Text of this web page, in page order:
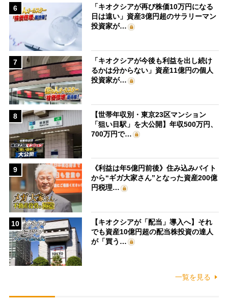
6
「キオクシアが再び株価10万円になる
日は遠い」資産3億円超のサラリーマン
投資家が…
7
「キオクシアが今後も利益を出し続け
るかは分からない」資産11億円の個人
投資家が…
8
【世帯年収別・東京23区マンション
「狙い目駅」を大公開】年収500万円、
700万円で…
9
《利益は年5億円前後》住み込みバイト
から“ギガ大家さん”となった資産200億
円税理…
10
【キオクシアが「配当」導入へ】それ
でも資産10億円超の配当株投資の達人
が「買う…
一覧を見る